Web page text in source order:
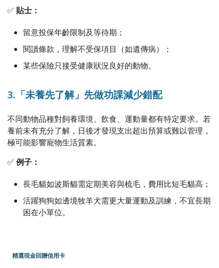
✅ 貼士：
留意投保年齡限制及等待期；
閱讀條款，理解不受保項目（如遺傳病）；
某些保險只接受健康狀況良好的動物。
3.「未養先了解」先做功課減少錯配
不同動物品種對飼養環境、飲食、運動量都有特定要求。若
養前未有充分了解，日後才發現支出超出預算或難以管理，
極可能影響寵物生活質素。
✅ 例子：
長毛貓如波斯貓需定期美容與梳毛，費用比短毛貓高；
活躍狗狗如邊境牧羊犬需更大量運動及訓練，不宜長期
困在小單位。
精選現金回贈信用卡